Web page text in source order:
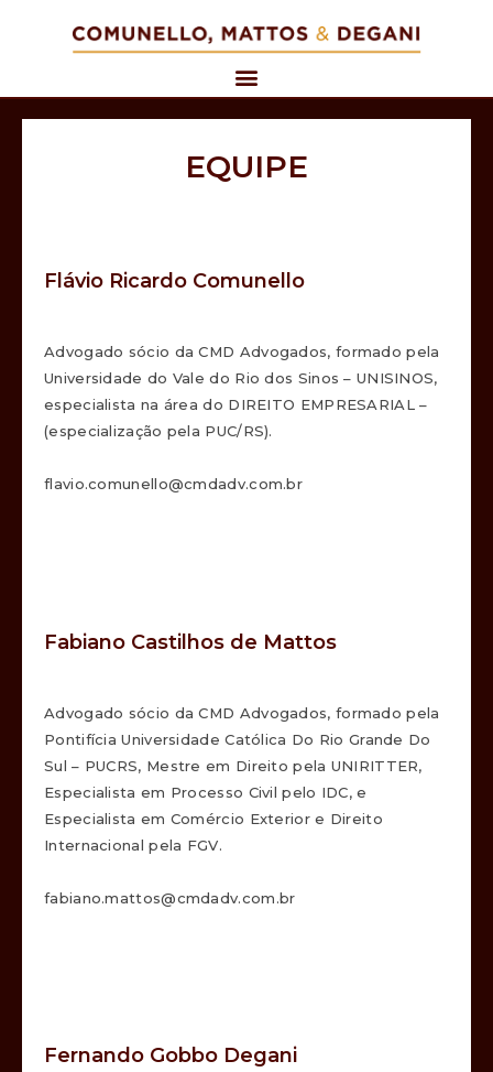
EQUIPE
Flávio Ricardo Comunello
Advogado sócio da CMD Advogados, formado pela
Universidade do Vale do Rio dos Sinos – UNISINOS,
especialista na área do DIREITO EMPRESARIAL –
(especialização pela PUC/RS).
flavio.comunello@cmdadv.com.br
Fabiano Castilhos de Mattos
Advogado sócio da CMD Advogados, formado pela
Pontifícia Universidade Católica Do Rio Grande Do
Sul – PUCRS, Mestre em Direito pela UNIRITTER,
Especialista em Processo Civil pelo IDC, e
Especialista em Comércio Exterior e Direito
Internacional pela FGV.
fabiano.mattos@cmdadv.com.br
Fernando Gobbo Degani